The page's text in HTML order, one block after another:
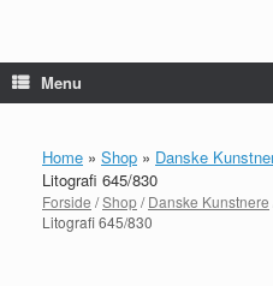
Menu
Home » Shop » Danske
Litografi 645/830
Forside /Shop/Danske Kunstnere
Litografi 645/830